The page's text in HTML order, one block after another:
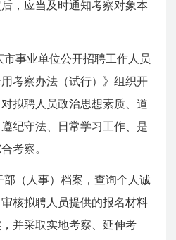
，应当及时通知考察对象本
事业单位公开招聘工作人员
考察办法（试行）》组织开
拟聘人员政治思想素质、道
纪守法、日常学习工作、是
考察。
（人事）档案，查询个人诚
核拟聘人员提供的报名材料
并采取实地考察、延伸考